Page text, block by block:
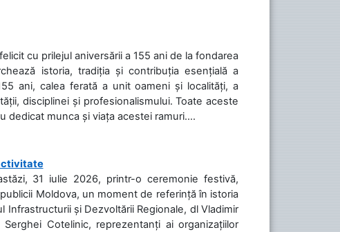
cu prilejul aniversării a 155 ani de la fondarea
istoria, tradiția și contribuția esențială a
ani, calea ferată a unit oameni și localități, a
disciplinei și profesionalismului. Toate aceste
dedicat munca și viața acestei ramuri....
31 iulie 2026, printr-o ceremonie festivă,
Moldova, un moment de referință în istoria
și Dezvoltării Regionale, dl Vladimir
Cotelinic, reprezentanți ai organizațiilor